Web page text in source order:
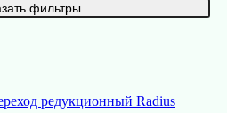
фильтры